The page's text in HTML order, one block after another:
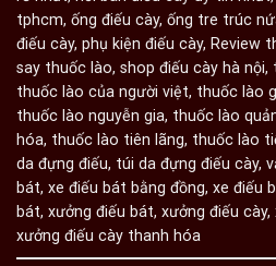
tphcm, ống điếu cày, ống tre trúc
điếu cày, phụ kiện điếu cày, Review
say thuốc lào, shop điếu cày hà nội,
thuốc lào của người việt, thuốc lào
thuốc lào nguyễn gia, thuốc lào
hóa, thuốc lào tiên lãng, thuốc lào
da đựng điếu, túi da đựng điếu cày,
bát, xe điếu bát bằng đồng, xe điếu
bát, xưởng điếu bát, xưởng điếu cày,
xưởng điếu cày thanh hóa